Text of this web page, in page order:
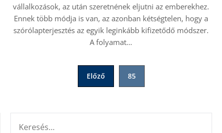
vállalkozások, az után szeretnének eljutni az emberekhez.
Ennek több módja is van, az azonban kétségtelen, hogy a
szórólapterjesztés az egyik leginkább kifizetődő módszer.
A folyamat…
Előző 85